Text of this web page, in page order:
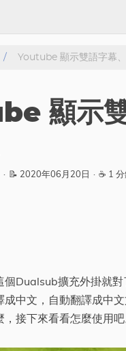
Youtube 顯示雙語字幕
顯示
· 📝 2020年06月20日 · ☕ 1
個Dualsub擴充外掛就
成中文，自動翻譯成中
接下來看看怎麼使用吧